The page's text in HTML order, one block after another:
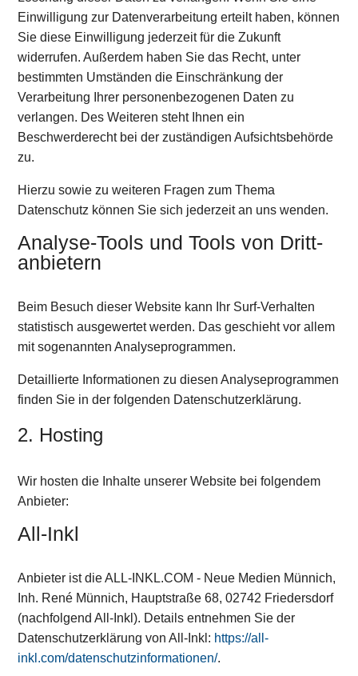
Einwilligung zur Datenverarbeitung erteilt haben, können
Sie diese Einwilligung jederzeit für die Zukunft
widerrufen. Außerdem haben Sie das Recht, unter
bestimmten Umständen die Einschränkung der
Verarbeitung Ihrer personenbezogenen Daten zu
verlangen. Des Weiteren steht Ihnen ein
Beschwerderecht bei der zuständigen Aufsichtsbehörde
zu.
Hierzu sowie zu weiteren Fragen zum Thema
Datenschutz können Sie sich jederzeit an uns wenden.
Analyse-Tools und Tools von Dritt­
anbietern
Beim Besuch dieser Website kann Ihr Surf-Verhalten
statistisch ausgewertet werden. Das geschieht vor allem
mit sogenannten Analyseprogrammen.
Detaillierte Informationen zu diesen Analyseprogrammen
finden Sie in der folgenden Datenschutzerklärung.
2. Hosting
Wir hosten die Inhalte unserer Website bei folgendem
Anbieter:
All-Inkl
Anbieter ist die ALL-INKL.COM - Neue Medien Münnich,
Inh. René Münnich, Hauptstraße 68, 02742 Friedersdorf
(nachfolgend All-Inkl). Details entnehmen Sie der
Datenschutzerklärung von All-Inkl: https://all-
inkl.com/datenschutzinformationen/.